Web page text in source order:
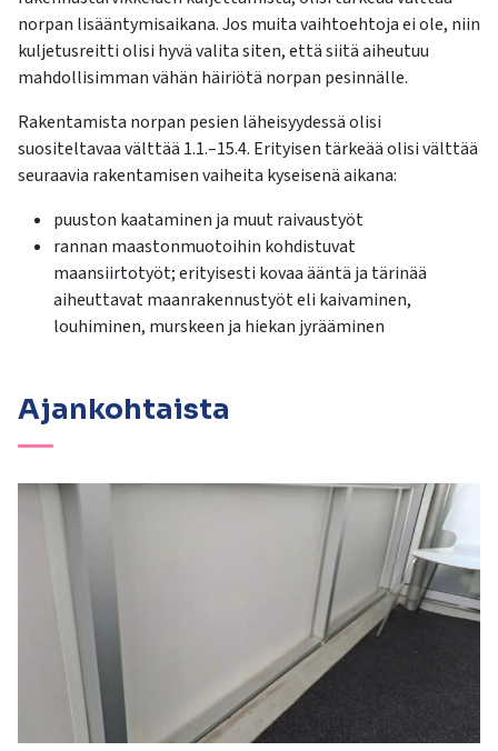
norpan lisääntymisaikana. Jos muita vaihtoehtoja ei ole, niin
kuljetusreitti olisi hyvä valita siten, että siitä aiheutuu
mahdollisimman vähän häiriötä norpan pesinnälle.
Rakentamista norpan pesien läheisyydessä olisi
suositeltavaa välttää 1.1.–15.4. Erityisen tärkeää olisi välttää
seuraavia rakentamisen vaiheita kyseisenä aikana:
puuston kaataminen ja muut raivaustyöt
rannan maastonmuotoihin kohdistuvat
maansiirtotyöt; erityisesti kovaa ääntä ja tärinää
aiheuttavat maanrakennustyöt eli kaivaminen,
louhiminen, murskeen ja hiekan jyrääminen
Ajankohtaista